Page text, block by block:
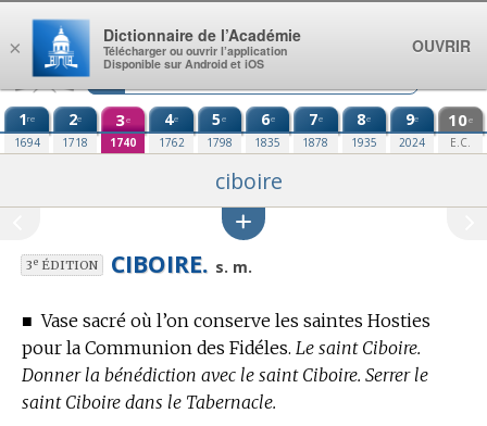
Aller au contenu
1re
1694
2e
1718
3e
1740
4e
1762
5e
1798
6e
1835
7e
1878
8e
1935
9e
2024
10e
E.C.
ciboire
3eÉDITION CIBOIRE. s. m.
■Vase sacré où l’on conserve les saintes Hosties
pour la Communion des Fidéles. Le saint Ciboire.
Donner la bénédiction avec le saint Ciboire. Serrer le
saint Ciboire dans le Tabernacle.
×
Dictionnaire de l’Académie
Télécharger ou ouvrir l’application
Disponible sur Android et iOS
OUVRIR